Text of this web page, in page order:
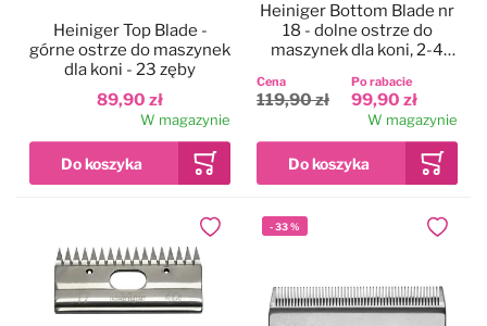
89,90 zł
Heiniger Top Blade -
górne ostrze do maszynek
dla koni - 23 zęby
W magazynie
Po rabacie
99,90 zł
Cena
119,90 zł
Heiniger Bottom Blade nr
18 - dolne ostrze do
maszynek dla koni, 2-4
W magazynie
Dodaj do ulubionych
-33%
Dodaj